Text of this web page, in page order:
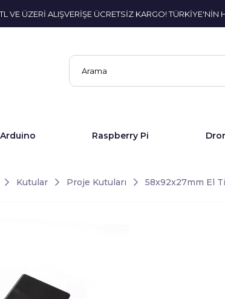
VE ÜZERİ ALIŞVERİŞE ÜCRETSİZ KARGO! TÜRKİYE'NİN
Arduino Raspberry Pi
Kutular Proje Kutuları 58x92x27mm El